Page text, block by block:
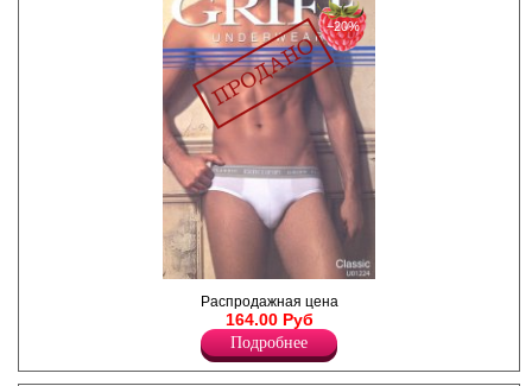
Слипы низкие, с эластичной
резинкой по поясу с
надписью "GRIFF".
Лайкра 5%
Хлопок 95%
−20%
Распродажная цена
164.00 Руб
Подробнее